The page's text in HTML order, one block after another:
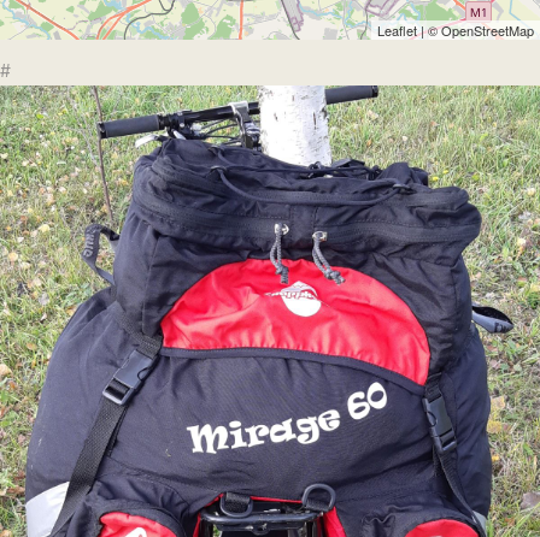
Leaflet| ©OpenStreetMap
#